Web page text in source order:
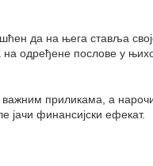
да на њега ставља
одређене послове у
приликама, а
јачи финансијски ефекат.